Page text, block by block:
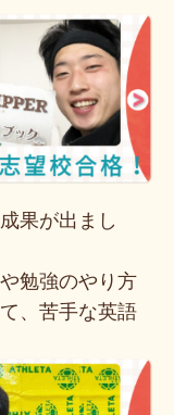
果が出まし
勉強のやり方
、苦手な英語